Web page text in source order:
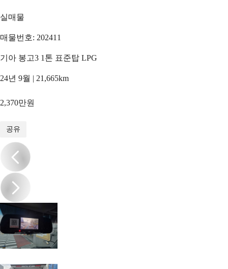
실매물
매물번호: 202411
기아 봉고3 1톤 표준탑 LPG
24년 9월 | 21,665km
2,370만원
공유
/20